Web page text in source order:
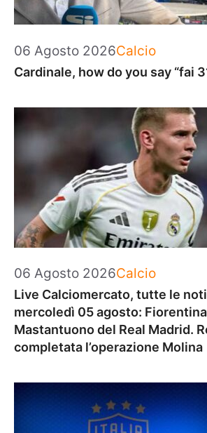
06 Agosto 2026Categorie
Calcio
Cardinale, how do you say “fai
06 Agosto 2026Categorie
Calcio
Live Calciomercato, tutte le
mercoledì 05 agosto:
Mastantuono del Real Madrid.
completata l’operazione Molina